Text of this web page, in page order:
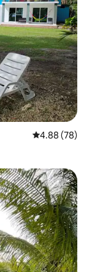
レビュー78
4.88 (78)